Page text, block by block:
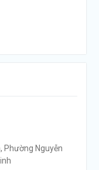
Phường Nguyễn